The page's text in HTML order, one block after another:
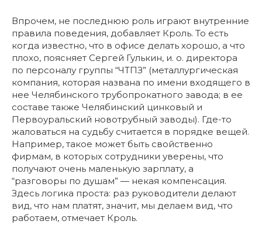
Впрочем, не последнюю роль играют внутренние
правила поведения, добавляет Кроль. То есть
когда известно, что в офисе делать хорошо, а что
плохо, поясняет Сергей Гулькин, и. о. директора
по персоналу группы “ЧТПЗ” (металлургическая
компания, которая названа по имени входящего в
нее Челябинского трубопрокатного завода; в ее
составе также Челябинский цинковый и
Первоуральский новотрубный заводы). Где-то
жаловаться на судьбу считается в порядке вещей.
Например, такое может быть свойственно
фирмам, в которых сотрудники уверены, что
получают очень маленькую зарплату, а
“разговоры по душам” — некая компенсация.
Здесь логика проста: раз руководители делают
вид, что нам платят, значит, мы делаем вид, что
работаем, отмечает Кроль.